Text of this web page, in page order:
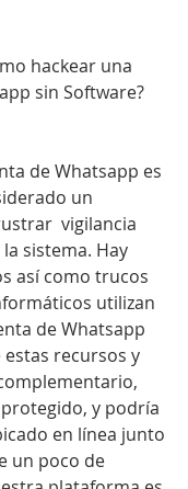
hackear una
sin Software?
de Whatsapp es
un
vigilancia
sistema. Hay
así como trucos
utilizan
de Whatsapp
estas recursos y
y podría
en línea junto
un poco de